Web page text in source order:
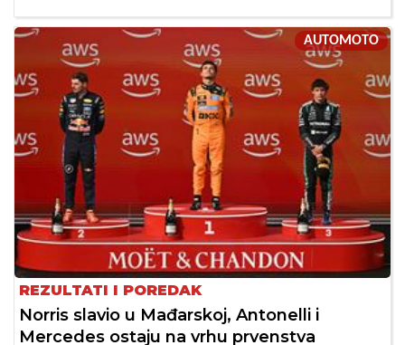
AUTOMOTO
REZULTATI I POREDAK
Norris slavio u Mađarskoj, Antonelli i
Mercedes ostaju na vrhu prvenstva